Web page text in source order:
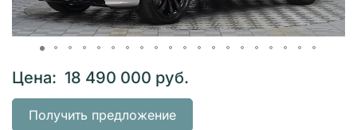
Цена: 18 490 000 руб.
Получить предложение